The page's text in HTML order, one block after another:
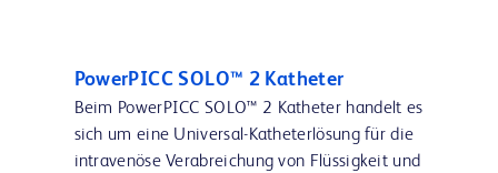
PowerPICC SOLO™ 2 Katheter
Beim PowerPICC SOLO™ 2 Katheter handelt es
sich um eine Universal-Katheterlösung für die
intravenöse Verabreichung von Flüssigkeit und